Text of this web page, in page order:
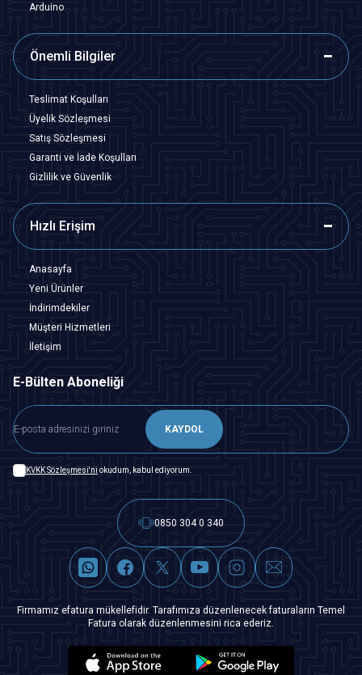
Arduino
Önemli Bilgiler
Teslimat Koşulları
Üyelik Sözleşmesi
Satış Sözleşmesi
Garanti ve İade Koşulları
Gizlilik ve Güvenlik
Hızlı Erişim
Anasayfa
Yeni Ürünler
İndirimdekiler
Müşteri Hizmetleri
İletişim
E-Bülten Aboneliği
KAYDOL
KVKK Sözleşmesi'ni okudum, kabul ediyorum.
0850 304 0 340
Firmamız efatura mükellefidir. Tarafımıza düzenlenecek faturaların Temel
Fatura olarak düzenlenmesini rica ederiz.